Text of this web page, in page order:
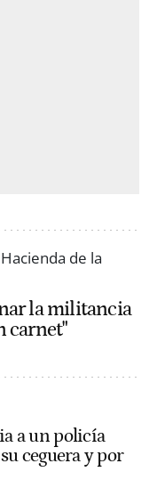
la militancia
carnet"
a un policía
ceguera y por